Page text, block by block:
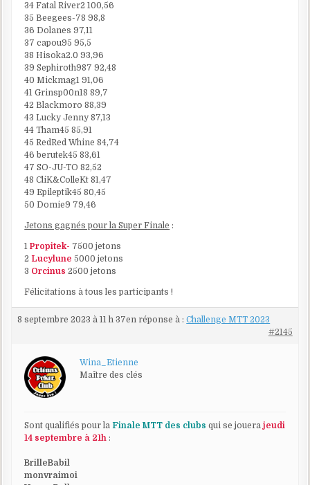
34 Fatal River2 100,56
35 Beegees-78 98,8
36 Dolanes 97,11
37 capou95 95,5
38 Hisoka2.0 93,96
39 Sephiroth987 92,48
40 Mickmag1 91,06
41 Grinsp00n18 89,7
42 Blackmoro 88,39
43 Lucky Jenny 87,13
44 Tham45 85,91
45 RedRed Whine 84,74
46 berutek45 83,61
47 SO-JU-TO 82,52
48 CliK&ColleKt 81,47
49 Epileptik45 80,45
50 Domie9 79,46
Jetons gagnés pour la Super Finale :
1Propitek- 7500 jetons
2 Lucylune 5000 jetons
3 Orcinus 2500 jetons
Félicitations à tous les participants !
8 septembre 2023 à 11 h 37en réponse à :Challenge MTT 2023
#2145
Wina_Etienne
Maître des clés
Sont qualifiés pour laFinale MTT des clubs qui se jouerajeudi
14 septembre à 21h :
BrilleBabil
monvraimoi